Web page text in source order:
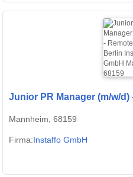
Junior PR Manager (m/w/
Mannheim, 68159
Firma:Instaffo GmbH